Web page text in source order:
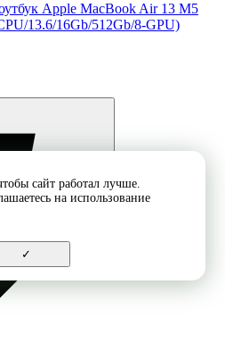
Apple MacBook Air 13 M5
13.6/16Gb/512Gb/8-GPU)
сайт работал лучше.
на использование
✓